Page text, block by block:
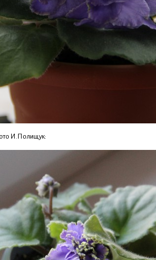
И.Полищук: